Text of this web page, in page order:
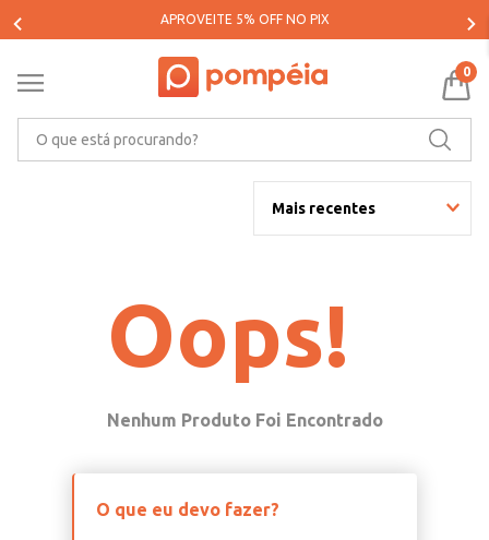
APROVEITE 5% OFF NO PIX
0
Mais recentes
Oops!
O que eu devo fazer?